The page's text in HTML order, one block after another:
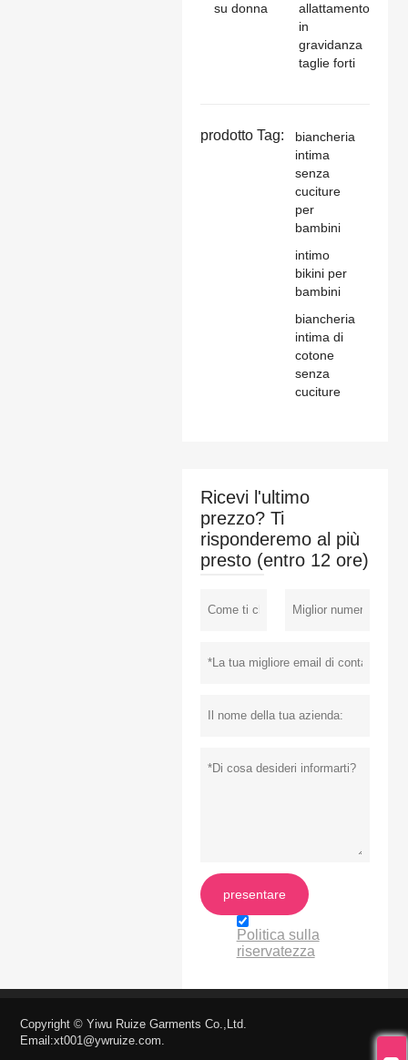
su donna
allattamento
in
gravidanza
taglie forti
prodotto Tag:
biancheria
intima
senza
cuciture
per
bambini
intimo
bikini per
bambini
biancheria
intima di
cotone
senza
cuciture
Ricevi l'ultimo
prezzo? Ti
risponderemo al più
presto (entro 12 ore)
presentare
Politica sulla
riservatezza
Copyright © Yiwu Ruize Garments Co.,Ltd.
Email:xt001@ywruize.com.